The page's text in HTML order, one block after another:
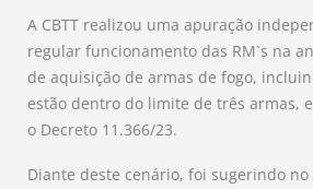
A CBTT realizou uma apuração
regular funcionamento das RM`s na
de aquisição de armas de fogo,
estão dentro do limite de três armas,
o Decreto 11.366/23.
Diante deste cenário, foi sugerindo